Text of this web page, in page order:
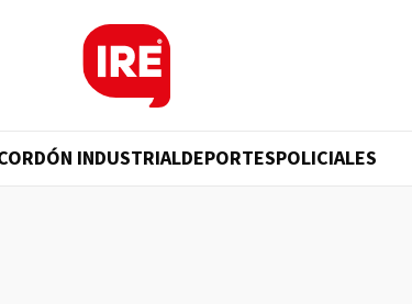
INDUSTRIALDEPORTESPOLICIALES